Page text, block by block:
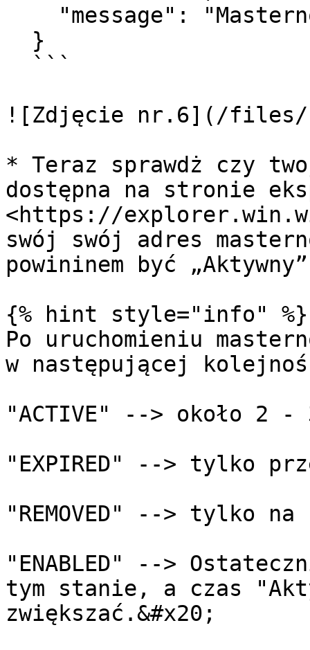
![Zdjęcie nr.6](/files/-
* Teraz sprawdż czy
dostępna na stronie
<https://
swój swój adres
powininem być
{% hint style="info" %}
Po uruchomieniu
w następującej
"ACTIVE" --> około 2 -
"EXPIRED" --> tylko
"REMOVED" --> tylko
"ENABLED" -->
tym stanie, a czas
zwiększać.&#x20;